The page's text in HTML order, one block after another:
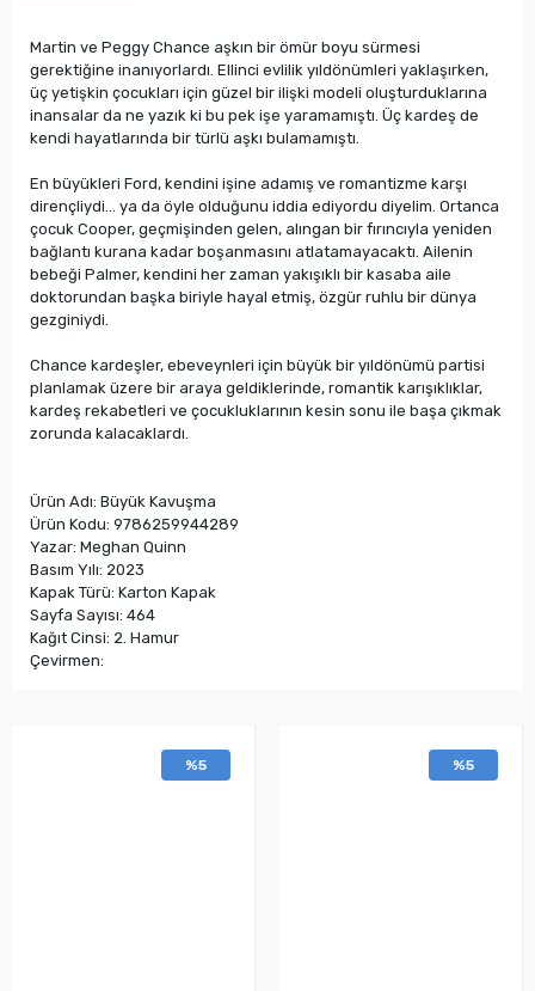
Martin ve Peggy Chance aşkın bir ömür boyu sürmesi
gerektiğine inanıyorlardı. Ellinci evlilik yıldönümleri yaklaşırken,
üç yetişkin çocukları için güzel bir ilişki modeli oluşturduklarına
inansalar da ne yazık ki bu pek işe yaramamıştı. Üç kardeş de
kendi hayatlarında bir türlü aşkı bulamamıştı.
En büyükleri Ford, kendini işine adamış ve romantizme karşı
dirençliydi… ya da öyle olduğunu iddia ediyordu diyelim. Ortanca
çocuk Cooper, geçmişinden gelen, alıngan bir fırıncıyla yeniden
bağlantı kurana kadar boşanmasını atlatamayacaktı. Ailenin
bebeği Palmer, kendini her zaman yakışıklı bir kasaba aile
doktorundan başka biriyle hayal etmiş, özgür ruhlu bir dünya
gezginiydi.
Chance kardeşler, ebeveynleri için büyük bir yıldönümü partisi
planlamak üzere bir araya geldiklerinde, romantik karışıklıklar,
kardeş rekabetleri ve çocukluklarının kesin sonu ile başa çıkmak
zorunda kalacaklardı.
Ürün Adı: Büyük Kavuşma
Ürün Kodu: 9786259944289
Yazar: Meghan Quinn
Basım Yılı: 2023
Kapak Türü: Karton Kapak
Sayfa Sayısı: 464
Kağıt Cinsi: 2. Hamur
Çevirmen:
%5 %5